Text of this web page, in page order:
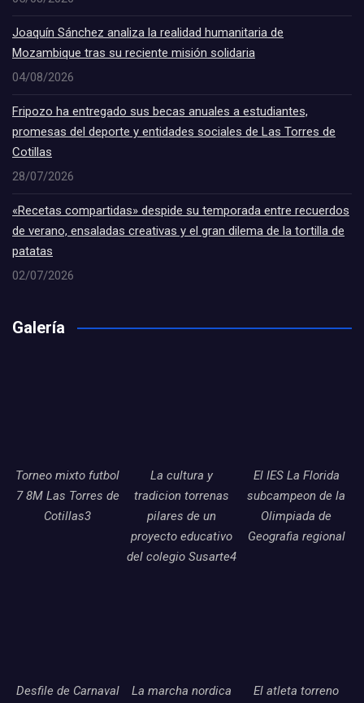
Joaquín Sánchez analiza la realidad humanitaria de
Mozambique tras su reciente misión solidaria
04/08/2026
Fripozo ha entregado sus becas anuales a estudiantes,
promesas del deporte y entidades sociales de Las Torres de
Cotillas
28/07/2026
«Recetas compartidas» despide su temporada entre recuerdos
de verano, ensaladas creativas y el gran dilema de la tortilla de
patatas
02/07/2026
Galería
Torneo mixto futbol
7 8M Las Torres de
Cotillas3
La cultura y
tradicion torrenas
pilares de un
proyecto educativo
del colegio Susarte4
El IES La Florida
subcampeon de la
Olimpiada de
Geografia regional
Desfile de Carnaval
La marcha nordica
El atleta torreno